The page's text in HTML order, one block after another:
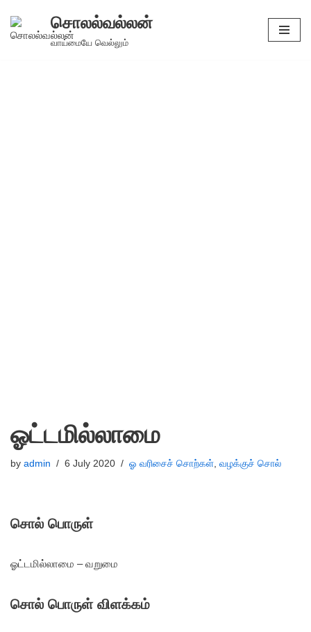
Skip
சொலல்வல்லன்
வாய்மையே வெல்லும்
ஓட்டமில்லாமை
by admin 6 July 2020 ஓ வரிசைச் சொற்கள், வழக்குச் சொல்
சொல் பொருள்
ஓட்டமில்லாமை – வறுமை
சொல் பொருள் விளக்கம்